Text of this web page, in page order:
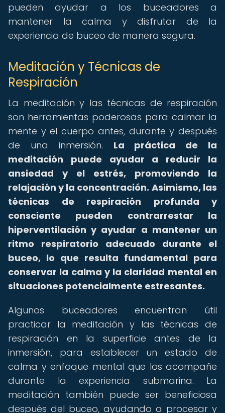
pueden ayudar a los buceadores a
mantener la calma y disfrutar de la
experiencia de buceo de manera segura.
Meditación y Técnicas de
Respiración
La meditación y las técnicas de respiración
son herramientas poderosas para calmar la
mente y el cuerpo antes, durante y después
de una inmersión. La práctica de la
meditación puede ayudar a reducir la
ansiedad y el estrés, promoviendo la
relajación y la concentración. Asimismo, las
técnicas de respiración profunda y
consciente pueden contrarrestar la
hiperventilación y ayudar a mantener un
ritmo respiratorio adecuado durante el
buceo, lo que resulta fundamental para
conservar la calma y la claridad mental en
situaciones potencialmente estresantes.
Algunos buceadores encuentran útil
practicar la meditación y las técnicas de
respiración en la superficie antes de la
inmersión, para establecer un estado de
calma y enfoque mental que los acompañe
durante la experiencia submarina. La
meditación también puede ser beneficiosa
después del buceo, ayudando a procesar y